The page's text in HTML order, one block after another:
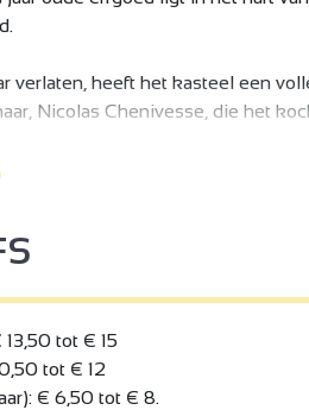
verlaten, heeft het kasteel een
Nicolas Chenivesse, die het
museum, maar een
tot € 15
tot € 12
€ 6,50 tot € 8.